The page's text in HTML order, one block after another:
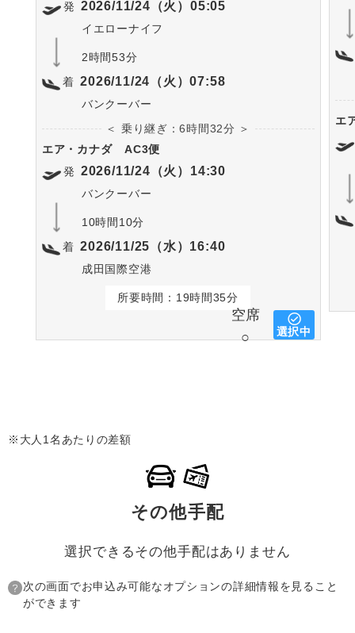
発 2026/11/24（火）05:05
イエローナイフ
2時間53分
着 2026/11/24（火）07:58
バンクーバー
＜ 乗り継ぎ：6時間32分 ＞
エア・カナダ
AC3便
発 2026/11/24（火）14:30
バンクーバー
10時間10分
着 2026/11/25（水）16:40
成田国際空港
所要時間：19時間35分
空席
○
選択中
エ
※大人1名あたりの差額
その他手配
選択できるその他手配はありません
次の画面でお申込み可能なオプションの詳細情報を見ること
ができます